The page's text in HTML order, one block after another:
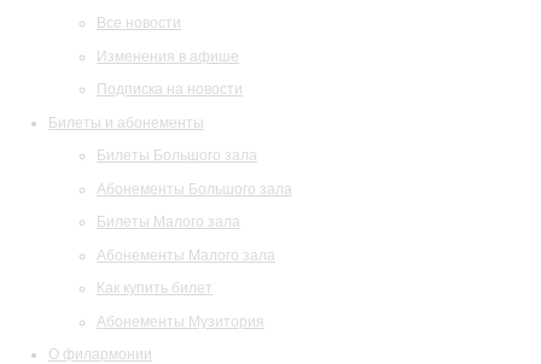
Все новости
Изменения в афише
Подписка на новости
Билеты и абонементы
Билеты Большого зала
Абонементы Большого зала
Билеты Малого зала
Абонементы Малого зала
Как купить билет
Абонементы Музитория
О филармонии